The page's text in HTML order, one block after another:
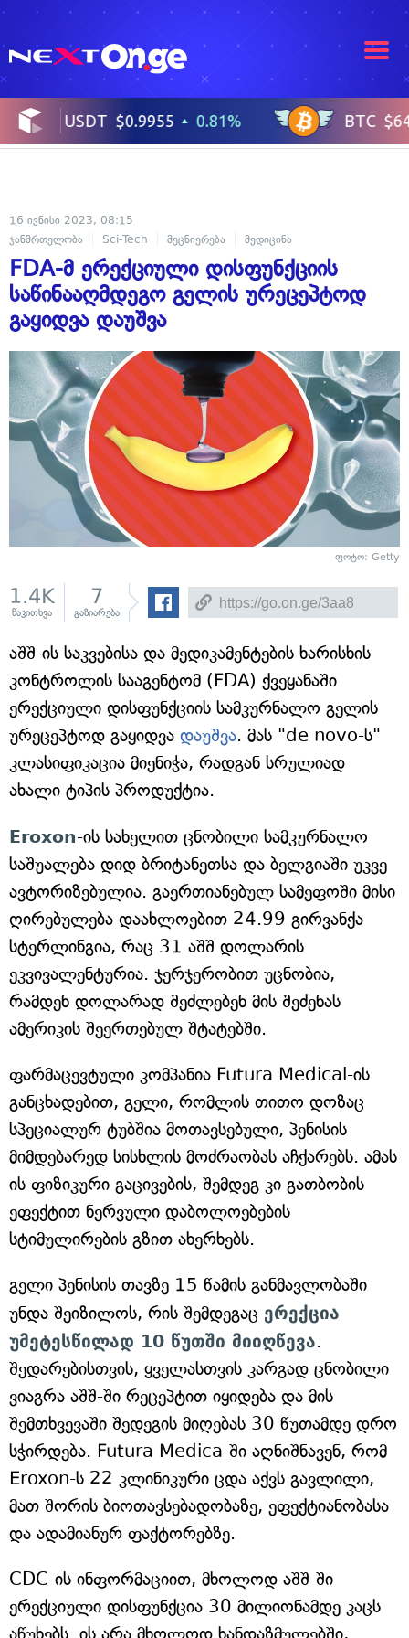
16 ივნისი 2023, 08:15
ჯანმრთელობა
Sci-Tech მეცნიერება მედიცინა
FDA-მ ერექციული დისფუნქციის
საწინააღმდეგო გელის ურეცეპტოდ
გაყიდვა დაუშვა
ფოტო: Getty
1.4K
წაკითხვა
7
გაზიარება
აშშ-ის საკვებისა და მედიკამენტების ხარისხის
კონტროლის სააგენტომ (FDA) ქვეყანაში
ერექციული დისფუნქციის სამკურნალო გელის
ურეცეპტოდ გაყიდვა დაუშვა. მას "de novo-ს"
კლასიფიკაცია მიენიჭა, რადგან სრულიად
ახალი ტიპის პროდუქტია.
Eroxon-ის სახელით ცნობილი სამკურნალო
საშუალება დიდ ბრიტანეთსა და ბელგიაში უკვე
ავტორიზებულია. გაერთიანებულ სამეფოში მისი
ღირებულება დაახლოებით 24.99 გირვანქა
სტერლინგია, რაც 31 აშშ დოლარის
ეკვივალენტურია. ჯერჯერობით უცნობია,
რამდენ დოლარად შეძლებენ მის შეძენას
ამერიკის შეერთებულ შტატებში.
ფარმაცევტული კომპანია Futura Medical-ის
განცხადებით, გელი, რომლის თითო დოზაც
სპეციალურ ტუბშია მოთავსებული, პენისის
მიმდებარედ სისხლის მოძრაობას აჩქარებს. ამას
ის ფიზიკური გაცივების, შემდეგ კი გათბობის
ეფექტით ნერვული დაბოლოებების
სტიმულირების გზით ახერხებს.
გელი პენისის თავზე 15 წამის განმავლობაში
უნდა შეიზილოს, რის შემდეგაც ერექცია
უმეტესწილად 10 წუთში მიიღწევა.
შედარებისთვის, ყველასთვის კარგად ცნობილი
ვიაგრა აშშ-ში რეცეპტით იყიდება და მის
შემთხვევაში შედეგის მიღებას 30 წუთამდე დრო
სჭირდება. Futura Medica-ში აღნიშნავენ, რომ
Eroxon-ს 22 კლინიკური ცდა აქვს გავლილი,
მათ შორის ბიოთავსებადობაზე, ეფექტიანობასა
და ადამიანურ ფაქტორებზე.
CDC-ის ინფორმაციით, მხოლოდ აშშ-ში
ერექციული დისფუნქცია 30 მილიონამდე კაცს